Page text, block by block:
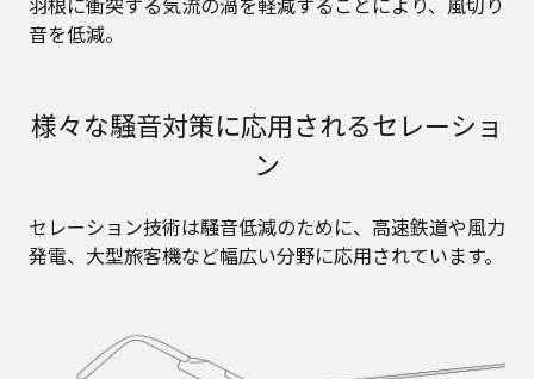
音を低減。
様々な騒音対策に応用されるセレーショ
ン
セレーション技術は騒音低減のために、高速鉄道や風力
発電、大型旅客機など幅広い分野に応用されています。